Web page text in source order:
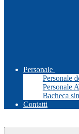
Personale
Personale
Personale
Bacheca
Contatti